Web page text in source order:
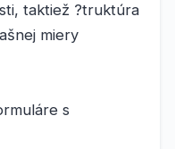
taktiež ?truktúra
miery
s